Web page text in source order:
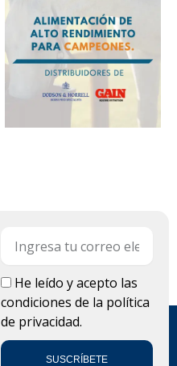
LOPDHe leído y acepto las
condiciones de la política
de privacidad.
SUSCRÍBETE